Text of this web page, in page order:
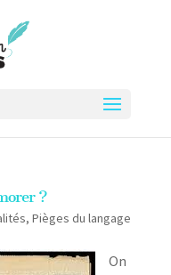
?
, Pièges du langage
On